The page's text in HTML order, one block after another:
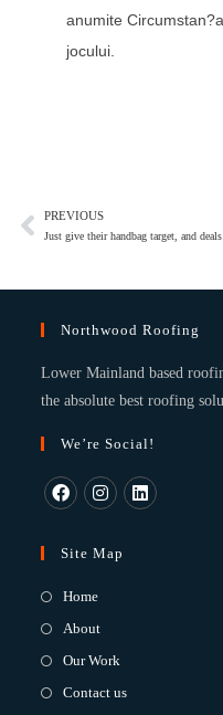
anumite
jocului.
PREVIOUS
Northwood Roofing
Lower Mainland based
the absolute best roofing
We’re Social!
Site Map
Home
About
Our Work
Contact us